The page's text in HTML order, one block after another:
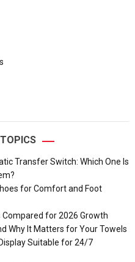
Transfer Switch: Which One Is
for Comfort and Foot
for 2026 Growth
Why It Matters for Your Towels
Suitable for 24/7